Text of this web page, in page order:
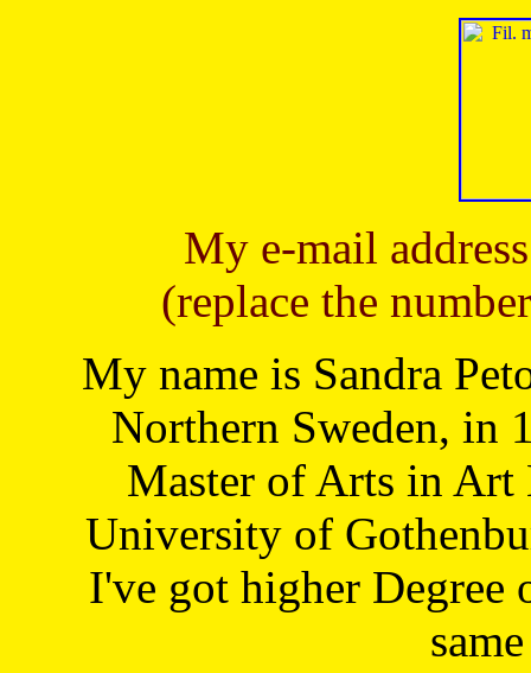
My e-mail
(replace the
My name is Sandra
Northern Sweden, in
Master of Arts in Art
University of
I've got higher Degree